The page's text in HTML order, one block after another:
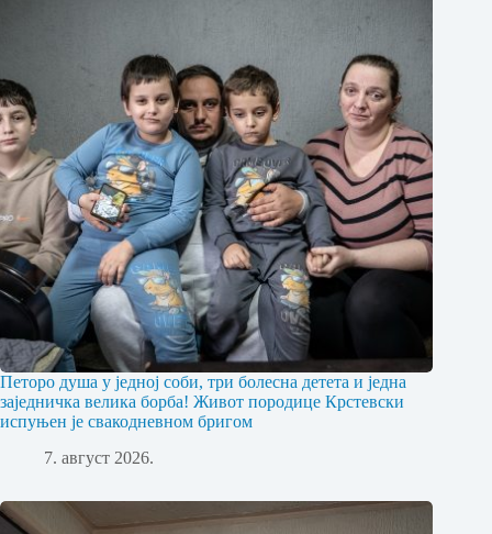
Петоро душа у једној соби, три болесна детета и једна
заједничка велика борба! Живот породице Крстевски
испуњен је свакодневном бригом
7. август 2026.